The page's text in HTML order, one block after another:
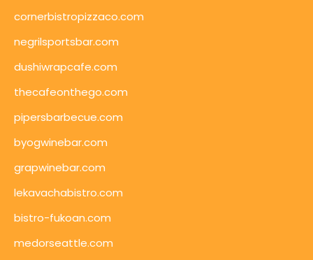
cornerbistropizzaco.com
negrilsportsbar.com
dushiwrapcafe.com
thecafeonthego.com
pipersbarbecue.com
byogwinebar.com
grapwinebar.com
lekavachabistro.com
bistro-fukoan.com
medorseattle.com